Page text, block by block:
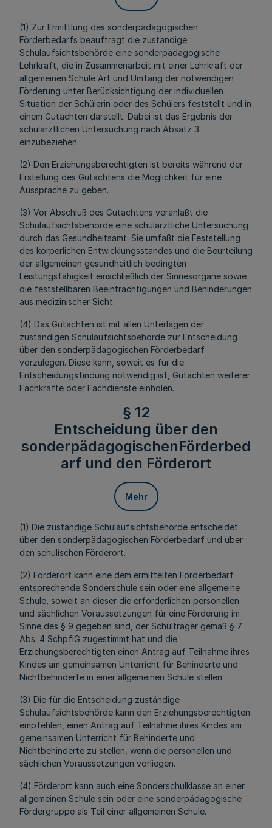
(1) Zur Ermittlung des sonderpädagogischen
Förderbedarfs beauftragt die zuständige
Schulaufsichtsbehörde eine sonderpädagogische
Lehrkraft, die in Zusammenarbeit mit einer Lehrkraft der
allgemeinen Schule Art und Umfang der notwendigen
Förderung unter Berücksichtigung der individuellen
Situation der Schülerin oder des Schülers feststellt und in
einem Gutachten darstellt. Dabei ist das Ergebnis der
schulärztlichen Untersuchung nach Absatz 3
einzubeziehen.
(2) Den Erziehungsberechtigten ist bereits während der
Erstellung des Gutachtens die Möglichkeit für eine
Aussprache zu geben.
(3) Vor Abschluß des Gutachtens veranlaßt die
Schulaufsichtsbehörde eine schulärztliche Untersuchung
durch das Gesundheitsamt. Sie umfaßt die Feststellung
des körperlichen Entwicklungsstandes und die Beurteilung
der allgemeinen gesundheitlich bedingten
Leistungsfähigkeit einschließlich der Sinnesorgane sowie
die feststellbaren Beeinträchtigungen und Behinderungen
aus medizinischer Sicht.
(4) Das Gutachten ist mit allen Unterlagen der
zuständigen Schulaufsichtsbehörde zur Entscheidung
über den sonderpädagogischen Förderbedarf
vorzulegen. Diese kann, soweit es für die
Entscheidungsfindung notwendig ist, Gutachten weiterer
Fachkräfte oder Fachdienste einholen.
§ 12
Entscheidung über den
sonderpädagogischenFörderbed
arf und den Förderort
Mehr
(1) Die zuständige Schulaufsichtsbehörde entscheidet
über den sonderpädagogischen Förderbedarf und über
den schulischen Förderort.
(2) Förderort kann eine dem ermittelten Förderbedarf
entsprechende Sonderschule sein oder eine allgemeine
Schule, soweit an dieser die erforderlichen personellen
und sächlichen Voraussetzungen für eine Förderung im
Sinne des § 9 gegeben sind, der Schulträger gemäß § 7
Abs. 4 SchpflG zugestimmt hat und die
Erziehungsberechtigten einen Antrag auf Teilnahme ihres
Kindes am gemeinsamen Unterricht für Behinderte und
Nichtbehinderte in einer allgemeinen Schule stellen.
(3) Die für die Entscheidung zuständige
Schulaufsichtsbehörde kann den Erziehungsberechtigten
empfehlen, einen Antrag auf Teilnahme ihres Kindes am
gemeinsamen Unterricht für Behinderte und
Nichtbehinderte zu stellen, wenn die personellen und
sächlichen Voraussetzungen vorliegen.
(4) Förderort kann auch eine Sonderschulklasse an einer
allgemeinen Schule sein oder eine sonderpädagogische
Fördergruppe als Teil einer allgemeinen Schule.